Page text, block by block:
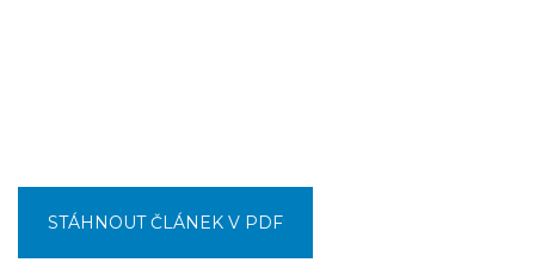
STÁHNOUT ČLÁNEK V PDF